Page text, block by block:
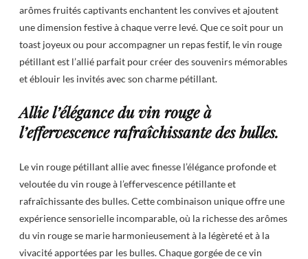
arômes fruités captivants enchantent les convives et ajoutent
une dimension festive à chaque verre levé. Que ce soit pour un
toast joyeux ou pour accompagner un repas festif, le vin rouge
pétillant est l’allié parfait pour créer des souvenirs mémorables
et éblouir les invités avec son charme pétillant.
Allie l’élégance du vin rouge à
l’effervescence rafraîchissante des bulles.
Le vin rouge pétillant allie avec finesse l’élégance profonde et
veloutée du vin rouge à l’effervescence pétillante et
rafraîchissante des bulles. Cette combinaison unique offre une
expérience sensorielle incomparable, où la richesse des arômes
du vin rouge se marie harmonieusement à la légèreté et à la
vivacité apportées par les bulles. Chaque gorgée de ce vin